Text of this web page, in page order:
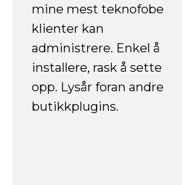
mine mest teknofobe
klienter kan
administrere. Enkel å
installere, rask å sette
opp. Lysår foran andre
butikkplugins.